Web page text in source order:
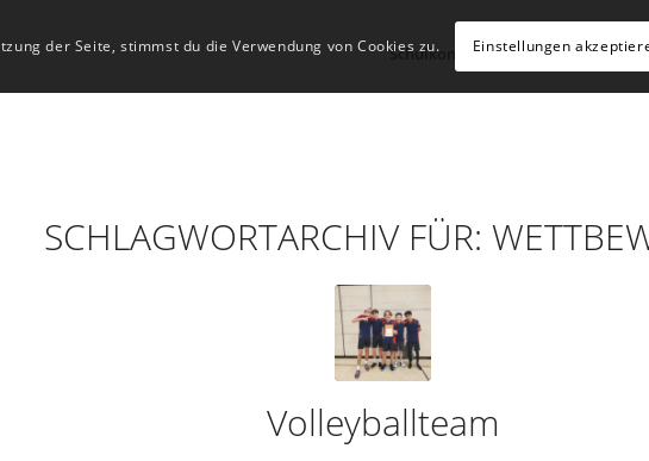
Schulkonzept Schulleben
SCHLAGWORTARCHIV FÜR:
Volleyballteam
der Seite, stimmst du die Verwendung von Cookies zu. Einstellungen